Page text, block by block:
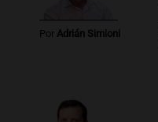
Por Adrián Simioni